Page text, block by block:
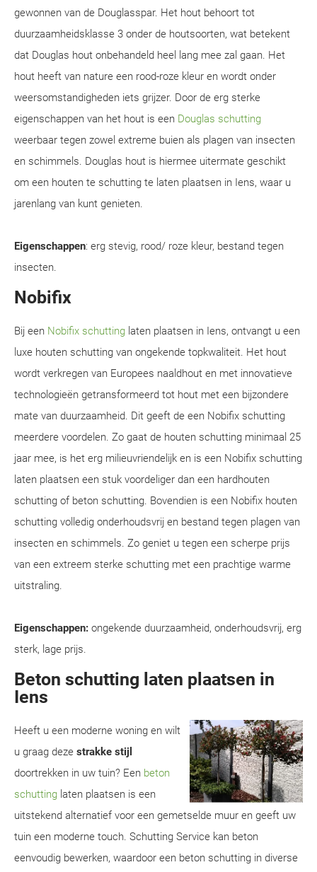
gewonnen van de Douglasspar. Het hout behoort tot
duurzaamheidsklasse 3 onder de houtsoorten, wat betekent
dat Douglas hout onbehandeld heel lang mee zal gaan. Het
hout heeft van nature een rood-roze kleur en wordt onder
weersomstandigheden iets grijzer. Door de erg sterke
eigenschappen van het hout is een Douglas schutting
weerbaar tegen zowel extreme buien als plagen van insecten
en schimmels. Douglas hout is hiermee uitermate geschikt
om een houten te schutting te laten plaatsen in Iens, waar u
jarenlang van kunt genieten.
Eigenschappen: erg stevig, rood/ roze kleur, bestand tegen
insecten.
Nobifix
Bij een Nobifix schutting laten plaatsen in Iens, ontvangt u een
luxe houten schutting van ongekende topkwaliteit. Het hout
wordt verkregen van Europees naaldhout en met innovatieve
technologieën getransformeerd tot hout met een bijzondere
mate van duurzaamheid. Dit geeft de een Nobifix schutting
meerdere voordelen. Zo gaat de houten schutting minimaal 25
jaar mee, is het erg milieuvriendelijk en is een Nobifix schutting
laten plaatsen een stuk voordeliger dan een hardhouten
schutting of beton schutting. Bovendien is een Nobifix houten
schutting volledig onderhoudsvrij en bestand tegen plagen van
insecten en schimmels. Zo geniet u tegen een scherpe prijs
van een extreem sterke schutting met een prachtige warme
uitstraling.
Eigenschappen: ongekende duurzaamheid, onderhoudsvrij, erg
sterk, lage prijs.
Beton schutting laten plaatsen in
Iens
Heeft u een moderne woning en wilt
u graag deze strakke stijl
doortrekken in uw tuin? Een beton
schutting laten plaatsen is een
uitstekend alternatief voor een gemetselde muur en geeft uw
tuin een moderne touch. Schutting Service kan beton
eenvoudig bewerken, waardoor een beton schutting in diverse